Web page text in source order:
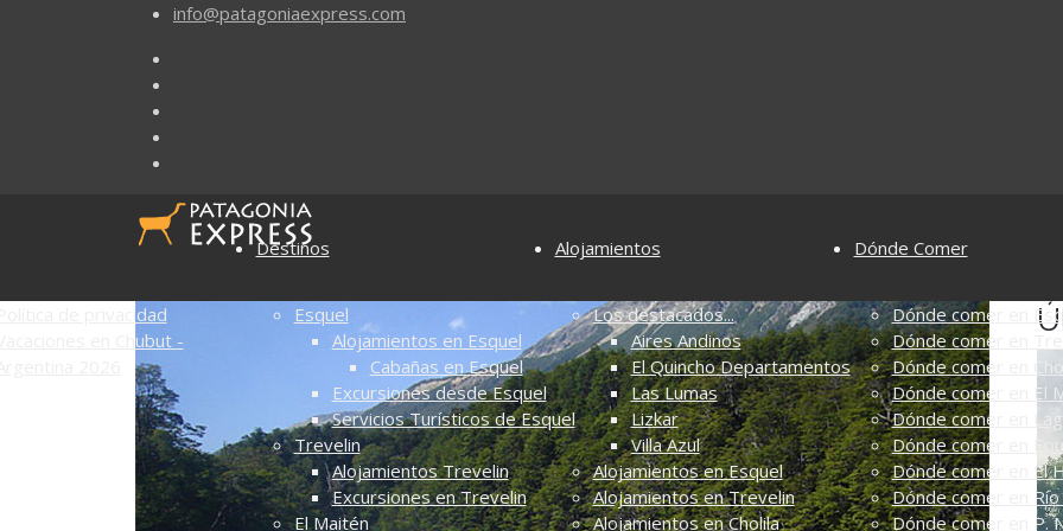
info@patagoniaexpress.com
de privacidad
en Chubut -
Destinos
Esquel
Alojamientos en Esquel
Cabañas en Esquel
Excursiones desde Esquel
Servicios Turísticos de Esquel
Trevelin
Alojamientos Trevelin
Excursiones en Trevelin
El Maitén
Alojamientos
Los destacados...
Aires Andinos
El Quincho Departamentos
Las Lumas
Lizkar
Villa Azul
Alojamientos en Esquel
Alojamientos en Trevelin
Alojamientos en Cholila
Dónde Comer
Dónde comer en
Dónde comer en
Dónde comer en
Dónde comer en El
Dónde comer en
Dónde comer en
Dónde comer en El
Dónde comer en Río
Dónde comer en P.